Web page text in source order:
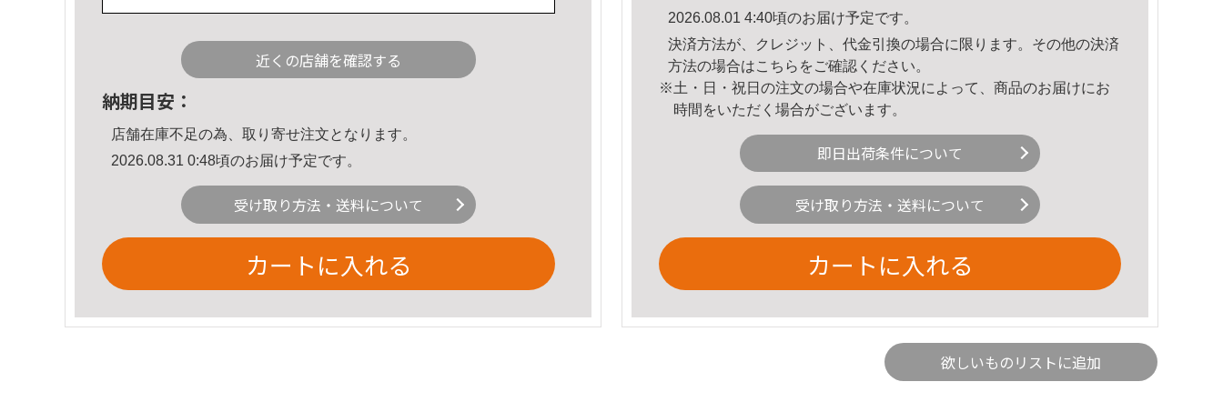
近くの店舗を確認する
納期目安：
店舗在庫不足の為、取り寄せ注文となります。
2026.08.31 0:48頃のお届け予定です。
受け取り方法・送料について
カートに入れる
2026.08.01 4:40頃のお届け予定です。
決済方法が、クレジット、代金引換の場合に限ります。その他の決済
方法の場合はこちら をご確認ください。
※土・日・祝日の注文の場合や在庫状況によって、商品のお届けにお
時間をいただく場合がございます。
即日出荷条件について
受け取り方法・送料について
カートに入れる
欲しいものリストに追加